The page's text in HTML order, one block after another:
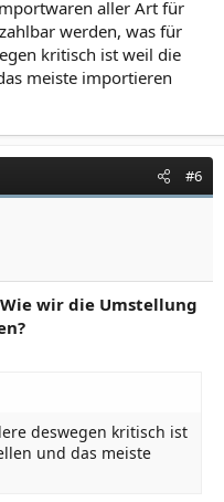
aller Art für
werden, was für
kritisch ist weil die
meiste importieren
#6
wir die Umstellung
deswegen kritisch ist
und das meiste